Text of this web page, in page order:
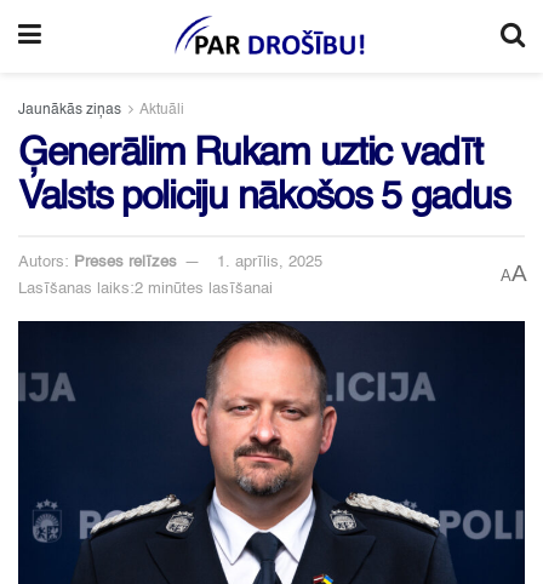
Jaunākās ziņas Aktuāli
Ģenerālim Rukam uztic vadīt
Valsts policiju nākošos 5 gadus
Autors: Preses relīzes
1. aprīlis, 2025
Lasīšanas laiks:2 minūtes lasīšanai
AA